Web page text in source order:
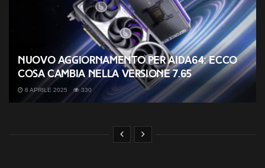
Nuovo aggiornamento per AIDA64: ecco
cosa cambia nella versione 7.65
8 APRILE 2025 330